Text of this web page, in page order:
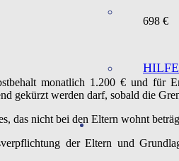
698 €
monatlich 1.200 € und für
gekürzt werden darf, sobald die
das nicht bei den Eltern wohnt
der Eltern und